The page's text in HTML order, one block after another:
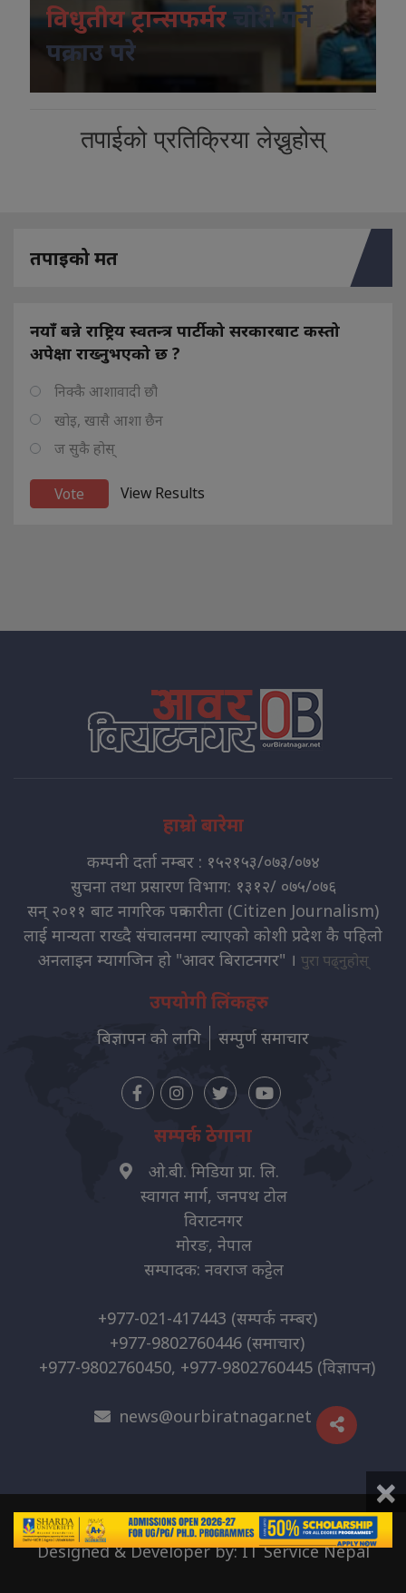
विधुतीय ट्रान्सफर्मर
चोरी गर्ने
पक्राउ परे
तपाईको प्रतिक्रिया लेख्नुहोस्
तपाइको मत
नयाँ बन्ने राष्ट्रिय स्वतन्त्र पार्टीको सरकारबाट कस्तो
अपेक्षा राख्नुभएको छ ?
निक्कै आशावादी छौ
खोइ, खासै आशा छैन
ज सुकै होस्
View Results
हाम्रो बारेमा
कम्पनी दर्ता नम्बर : १५२१५३/०७३/०७४
सुचना तथा प्रसारण विभाग: १३१२/ ०७५/०७६
सन् २०११ बाट नागरिक पत्रकारीता (Citizen Journalism)
लाई मान्यता राख्दै संचालनमा ल्याएको कोशी प्रदेश कै पहिलो
अनलाइन म्यागजिन हो "आवर बिराटनगर" । पुरा पढ्नुहोस्
उपयोगी लिंकहरु
बिज्ञापन को लागि सम्पुर्ण समाचार
सम्पर्क ठेगाना
ओ.बी. मिडिया प्रा. लि.
स्वागत मार्ग, जनपथ टोल
विराटनगर
मोरङ, नेपाल
सम्पादक: नवराज कट्टेल
+977-021-417443 (सम्पर्क नम्बर)
+977-9802760446 (समाचार)
+977-9802760450, +977-9802760445 (विज्ञापन)
news@ourbiratnagar.net
© 2026 | O.B. Media Pvt. Ltd
Designed & Developer by:IT Service Nepal
×